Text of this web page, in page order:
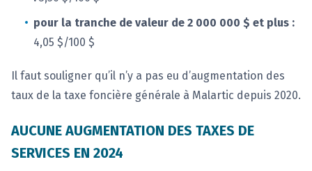
pour la tranche de valeur de 2 000 000 $ et plus :
4,05 $/100 $
Il faut souligner qu’il n’y a pas eu d’augmentation des
taux de la taxe foncière générale à Malartic depuis 2020.
AUCUNE AUGMENTATION DES TAXES DE
SERVICES EN 2024